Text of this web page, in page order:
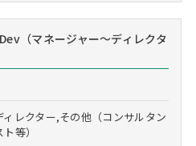
（マネージャー～ディレクタ
ィレクター,その他（コンサルタン
等）